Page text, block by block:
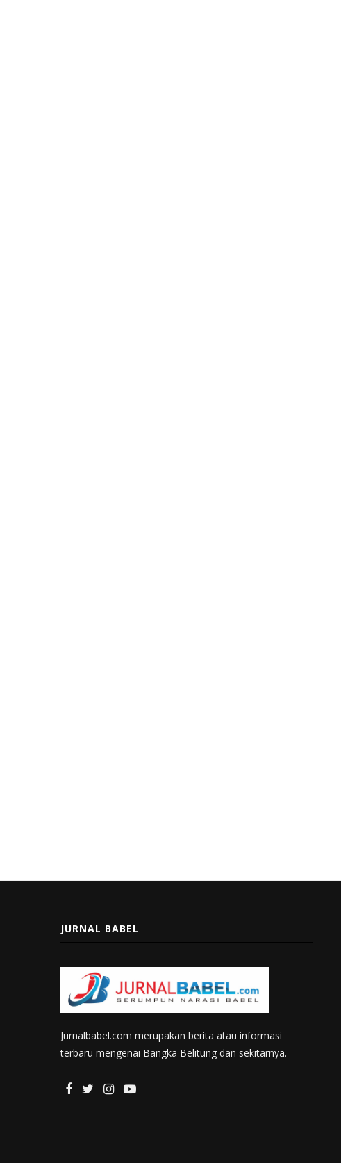
JURNAL BABEL
Jurnalbabel.com merupakan berita atau informasi
terbaru mengenai Bangka Belitung dan sekitarnya.